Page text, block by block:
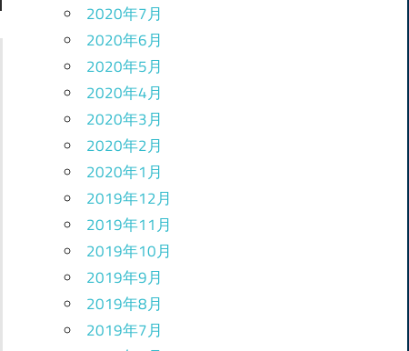
2020年7月
2020年6月
2020年5月
2020年4月
2020年3月
2020年2月
2020年1月
2019年12月
2019年11月
2019年10月
2019年9月
2019年8月
2019年7月